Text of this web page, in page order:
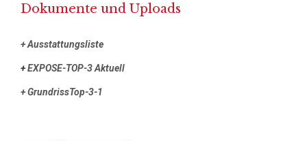
Dokumente und Uploads
+ Ausstattungsliste
+EXPOSE-TOP-3 Aktuell
+ GrundrissTop-3-1